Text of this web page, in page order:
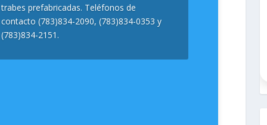
trabes prefabricadas. Teléfonos de
contacto (783)834-2090, (783)834-0353 y
(783)834-2151.